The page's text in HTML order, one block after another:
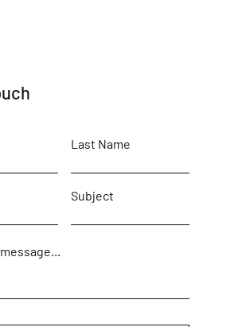
Last Name
Subject